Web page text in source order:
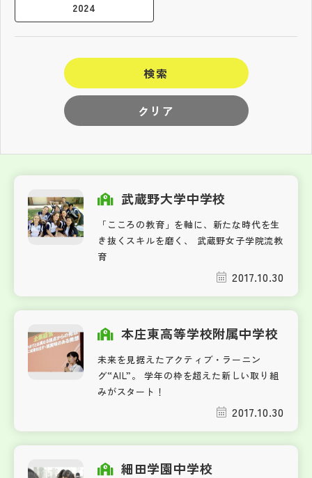
2024
クリア
検索
武蔵野大学中学校
「こころの教育」を軸に、新たな時代を生
き抜くスキルを磨く、 武蔵野女子学院流教
育
2017.10.30
本庄東高等学校附属中学校
未来を見据えたアクティブ・ラーニン
グ“AIL”。 学年の枠を超えた新しい取り組
みがスタート！
2017.10.30
細田学園中学校